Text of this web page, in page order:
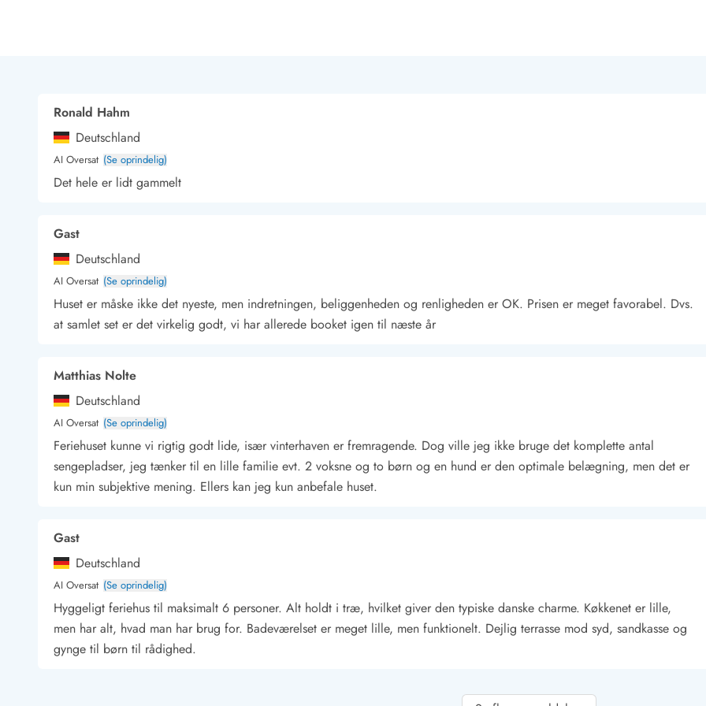
Minigolf i Vestjylland
Svømmehaller og badelande
Golfferie i sommerhus
Fitness og træning
Vandring langs Vestkysten
Vandski for hele familien
Sejlads langs Vestkysten
Kulturaktiviteter
Historiske museer
Kunsthåndværk og gallerier
Sandskulpturfestival
Hold jul i sommerhuset
Vikingetiden i Danmark
Kontakt, åbningstider og døgnvagt
Feriehusudlejning siden 1965
Bæredygtighed
Nyhedsbrev
Sponsorater - Esmark støtter
Lejebetingelser
Ronald Hahm
Deutschland
AI Oversat (Se oprindelig)
Det hele er lidt gammelt
Gast
Deutschland
AI Oversat (Se oprindelig)
Huset er måske ikke det nyeste, men indretningen, beliggenheden og renligheden er OK. Prisen er meget favorabel. Dvs.
at samlet set er det virkelig godt, vi har allerede booket igen til næste år
Matthias Nolte
Deutschland
AI Oversat (Se oprindelig)
Feriehuset kunne vi rigtig godt lide, især vinterhaven er fremragende. Dog ville jeg ikke bruge det komplette antal
sengepladser, jeg tænker til en lille familie evt. 2 voksne og to børn og en hund er den optimale belægning, men det er
kun min subjektive mening. Ellers kan jeg kun anbefale huset.
Gast
Deutschland
AI Oversat (Se oprindelig)
Hyggeligt feriehus til maksimalt 6 personer. Alt holdt i træ, hvilket giver den typiske danske charme. Køkkenet er lille,
men har alt, hvad man har brug for. Badeværelset er meget lille, men funktionelt. Dejlig terrasse mod syd, sandkasse og
gynge til børn til rådighed.